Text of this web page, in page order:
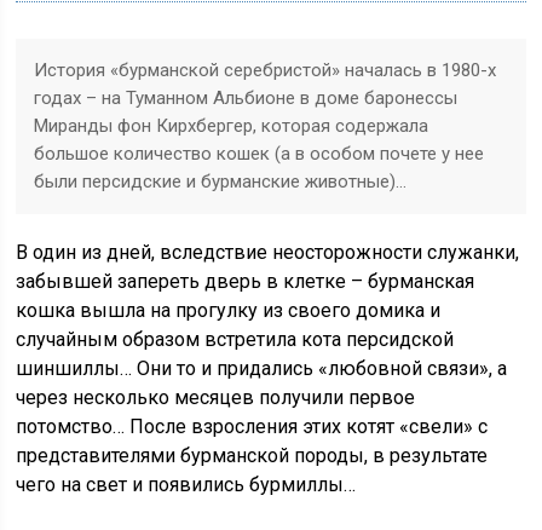
История «бурманской серебристой» началась в 1980-х
годах – на Туманном Альбионе в доме баронессы
Миранды фон Кирхбергер, которая содержала
большое количество кошек (а в особом почете у нее
были персидские и бурманские животные)…
В один из дней, вследствие неосторожности служанки,
забывшей запереть дверь в клетке – бурманская
кошка вышла на прогулку из своего домика и
случайным образом встретила кота персидской
шиншиллы… Они то и придались «любовной связи», а
через несколько месяцев получили первое
потомство… После взросления этих котят «свели» с
представителями бурманской породы, в результате
чего на свет и появились бурмиллы…